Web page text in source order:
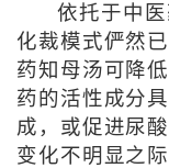
依托于中
化裁模式俨然
药知母汤可降
药的活性成分
成，或促进尿
变化不明显之